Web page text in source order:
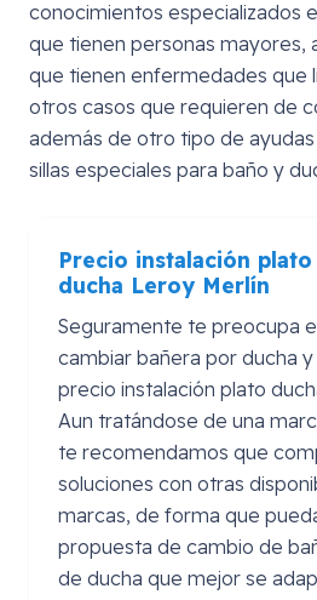
conocimientos especializados
que tienen personas mayores,
que tienen enfermedades que
otros casos que requieren de
además de otro tipo de
sillas especiales para baño y
Precio instalación plato
ducha Leroy Merlín
Seguramente te preocupa
cambiar bañera por ducha
precio instalación plato
Aun tratándose de una
te recomendamos que
soluciones con otras
marcas, de forma que
propuesta de cambio de
de ducha que mejor se